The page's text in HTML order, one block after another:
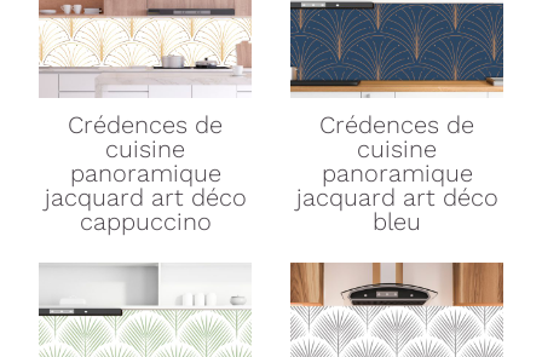
Crédences de
cuisine
panoramique
jacquard art déco
cappuccino
Crédences de
cuisine
panoramique
jacquard art déco
bleu